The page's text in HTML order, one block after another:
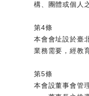
構、團體或個人
第4條
本會會址設於臺
業務需要，經教
第5條
本會設董事會管